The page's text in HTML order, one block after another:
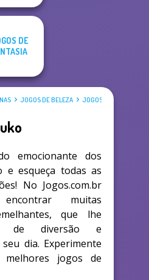
DE
JOGOS DE BELEZA JOGOS DE VESTIR
emocionante dos
e esqueça todas as
No Jogos.com.br
muitas
que lhe
de diversão e
dia. Experimente
jogos de